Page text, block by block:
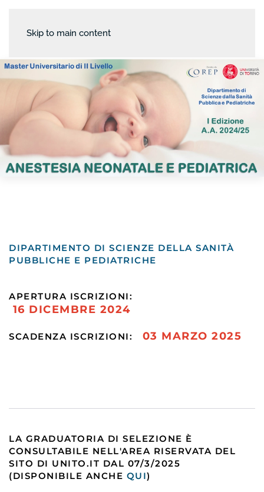
Skip to main content
DIPARTIMENTO DI SCIENZE DELLA SANITÀ
PUBBLICHE E PEDIATRICHE
APERTURA ISCRIZIONI:
16 DICEMBRE 2024
SCADENZA ISCRIZIONI: 03 MARZO 2025
LA GRADUATORIA DI SELEZIONE È
CONSULTABILE NELL'AREA RISERVATA DEL
SITO DI UNITO.IT DAL 07/3/2025
(DISPONIBILE ANCHE QUI)